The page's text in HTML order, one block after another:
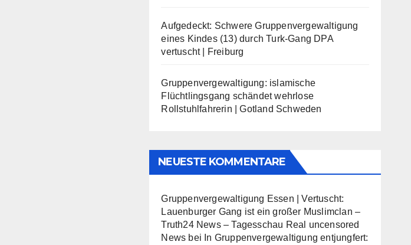
Aufgedeckt: Schwere Gruppenvergewaltigung
eines Kindes (13) durch Turk-Gang DPA
vertuscht | Freiburg
Gruppenvergewaltigung: islamische
Flüchtlingsgang schändet wehrlose
Rollstuhlfahrerin | Gotland Schweden
NEUESTE KOMMENTARE
Gruppenvergewaltigung Essen | Vertuscht:
Lauenburger Gang ist ein großer Muslimclan –
Truth24 News – Tagesschau Real uncensored
News bei In Gruppenvergewaltigung entjungfert: